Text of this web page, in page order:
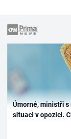
Úmorné, ministři
situaci v opozici.